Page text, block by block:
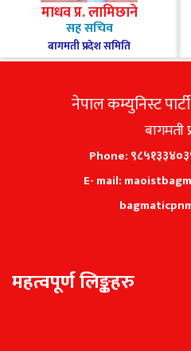
माधव प्र. लामिछाने
सह सचिव
बागमती प्रदेश समिति
नेपाल कम्युनिस्ट
बागमती
Phone:
E- mail:
महत्वपूर्ण लिङ्कहरु